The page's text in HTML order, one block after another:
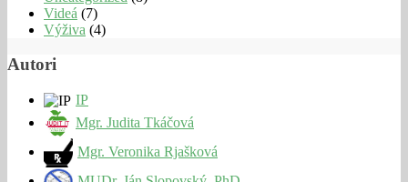
Videá (7)
Výživa (4)
Autori
IP
Mgr. Judita Tkáčová
Mgr. Veronika Rjašková